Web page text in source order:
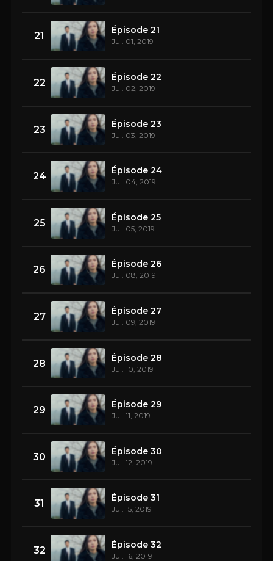
21 Épisode 21
Jul. 01, 2019
22 Épisode 22
Jul. 02, 2019
23 Épisode 23
Jul. 03, 2019
24 Épisode 24
Jul. 04, 2019
25 Épisode 25
Jul. 05, 2019
26 Épisode 26
Jul. 08, 2019
27 Épisode 27
Jul. 09, 2019
28 Épisode 28
Jul. 10, 2019
29 Épisode 29
Jul. 11, 2019
30 Épisode 30
Jul. 12, 2019
31 Épisode 31
Jul. 15, 2019
32 Épisode 32
Jul. 16, 2019